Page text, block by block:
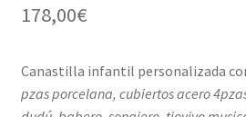
178,00€
Canastilla infantil personalizada
pzas porcelana, cubiertos acero